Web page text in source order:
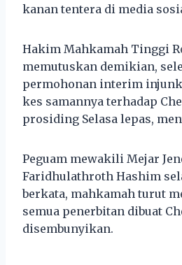
kanan tentera di media
Hakim Mahkamah Tinggi
memutuskan demikian,
permohonan interim
kes samannya terhadap
prosiding Selasa lepas,
Peguam mewakili Mejar
Faridhulathroth Hashim
berkata, mahkamah turut
semua penerbitan dibuat
disembunyikan.